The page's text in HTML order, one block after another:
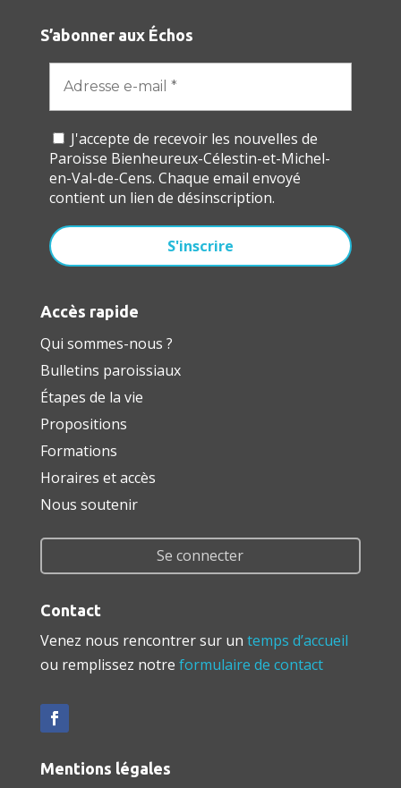
S’abonner aux Échos
J'accepte de recevoir les nouvelles de
Paroisse Bienheureux-Célestin-et-Michel-
en-Val-de-Cens. Chaque email envoyé
contient un lien de désinscription.
Accès rapide
Qui sommes-nous ?
Bulletins paroissiaux
Étapes de la vie
Propositions
Formations
Horaires et accès
Nous soutenir
Se connecter
Contact
Venez nous rencontrer sur un temps d’accueil
ou remplissez notre formulaire de contact
Mentions légales